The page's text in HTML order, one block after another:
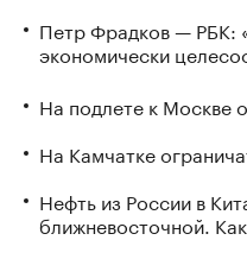
Петр Фрадков — РБК:
экономически
На подлете к Москве
На Камчатке
Нефть из России в
ближневосточной.